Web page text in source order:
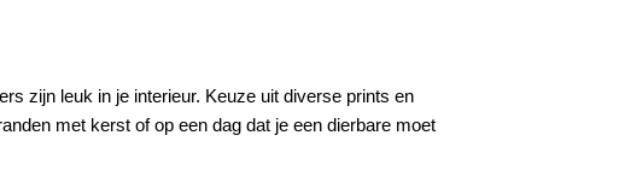
zijn leuk in je interieur. Keuze uit diverse prints en
met kerst of op een dag dat je een dierbare moet